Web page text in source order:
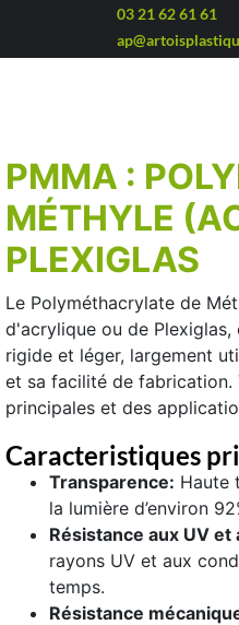
03 21 62 61 61
PMMA :
MÉTHYLE
PLEXIGLAS
Le Polyméthacrylate de
d'acrylique ou de
rigide et léger, largement
et sa facilité de fabrication.
principales et des
Caracteristiques
Transparence: Haute
la lumière d’environ
Résistance aux UV
rayons UV et aux
temps.
Résistance